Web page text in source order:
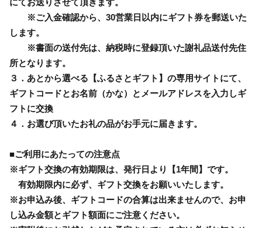
※ご入金確認から、30営業日以内にギフト券を郵送いた
します。
※書面の送付先は、納税時に登録頂いた謝礼品送付先住
所となります。
３．あとから選べる【ふるさとギフト】の専用サイトにて、
ギフトコードとお名前（かな）とメールアドレスを入力しギ
フトに交換
４．お選び頂いたお礼の品がお手元に届きます。
■ご利用にあたっての注意点
※ギフト交換の有効期限は、発行日より【1年間】です。
有効期限内に必ず、ギフト交換をお願いいたします。
※お申込み後、ギフトコードの合算は出来ませんので、お申
し込み金額とギフト額面にご注意ください。